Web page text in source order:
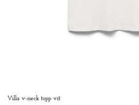
Villa v-neck topp vit